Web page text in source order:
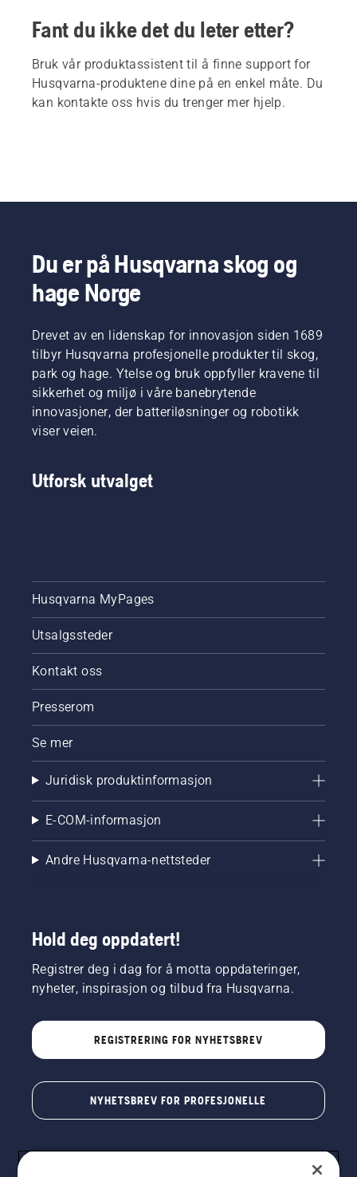
Fant du ikke det du leter etter?
Bruk vår produktassistent til å finne support for
Husqvarna-produktene dine på en enkel måte. Du
kan kontakte oss hvis du trenger mer hjelp.
Du er på Husqvarna skog og
hage Norge
Drevet av en lidenskap for innovasjon siden 1689
tilbyr Husqvarna profesjonelle produkter til skog,
park og hage. Ytelse og bruk oppfyller kravene til
sikkerhet og miljø i våre banebrytende
innovasjoner, der batteriløsninger og robotikk
viser veien.
Utforsk utvalget
Husqvarna MyPages
Utsalgssteder
Kontakt oss
Presserom
Se mer
Juridisk produktinformasjon
E-COM-informasjon
Andre Husqvarna-nettsteder
Hold deg oppdatert!
Registrer deg i dag for å motta oppdateringer,
nyheter, inspirasjon og tilbud fra Husqvarna.
REGISTRERING FOR NYHETSBREV
NYHETSBREV FOR PROFESJONELLE